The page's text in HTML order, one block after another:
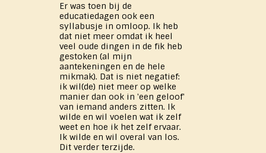
Er was toen bij de
educatiedagen ook een
syllabusje in omloop. Ik heb
dat niet meer omdat ik heel
veel oude dingen in de fik heb
gestoken (al mijn
aantekeningen en de hele
mikmak). Dat is niet negatief:
ik wil(de) niet meer op welke
manier dan ook in 'een geloof'
van iemand anders zitten. Ik
wilde en wil voelen wat ik zelf
weet en hoe ik het zelf ervaar.
Ik wilde en wil overal van los.
Dit verder terzijde.